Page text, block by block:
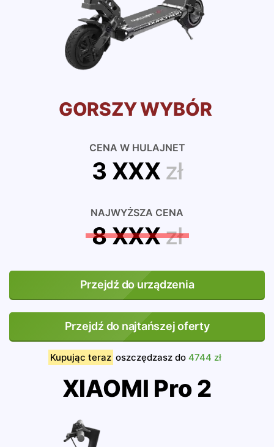
GORSZY WYBÓR
CENA W HULAJNET
3 XXX zł
NAJWYŻSZA CENA
8 XXXzł
Przejdź do urządzenia
Przejdź do najtańszej oferty
Kupując teraz oszczędzasz do 4744 zł
XIAOMI Pro 2